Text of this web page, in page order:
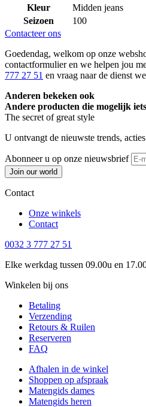
Kleur
Midden jeans
Seizoen
100
Contacteer ons
Goedendag, welkom op onze
contactformulier en we helpen jou
777 27 51 en vraag naar de dienst
Anderen bekeken ook
Andere producten die mogelijk
The secret of great style
U ontvangt de nieuwste trends,
Abonneer u op onze nieuwsbrief
Join our world
Contact
Onze winkels
Contact
0032 3 777 27 51
Elke werkdag tussen 09.00u en
Winkelen bij ons
Betaling
Verzending
Retours & Ruilen
Reserveren
FAQ
Afhalen in de winkel
Shoppen op afspraak
Matengids dames
Matengids heren